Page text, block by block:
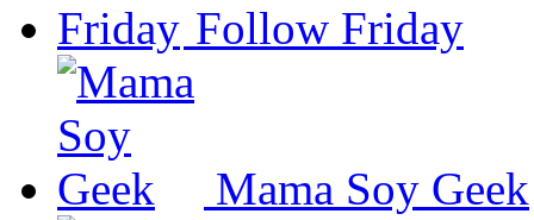
Follow Friday
Mama Soy Geek